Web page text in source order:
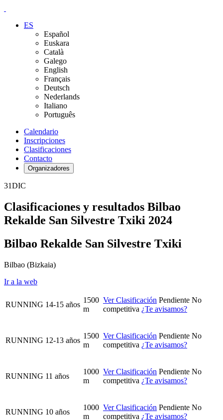
ES
Español
Euskara
Català
Galego
English
Français
Deutsch
Nederlands
Italiano
Português
Calendario
Inscripciones
Clasificaciones
Contacto
Organizadores
31DIC
Clasificaciones y resultados Bilbao
Rekalde San Silvestre Txiki 2024
Bilbao Rekalde San Silvestre Txiki
Bilbao (Bizkaia)
Ir a la web
RUNNING 14-15 años
1500
m
Ver Clasificación Pendiente No
competitiva ¿Te avisamos?
RUNNING 12-13 años
1500
m
Ver Clasificación Pendiente No
competitiva ¿Te avisamos?
RUNNING 11 años
1000
m
Ver Clasificación Pendiente No
competitiva ¿Te avisamos?
RUNNING 10 años
1000
m
Ver Clasificación Pendiente No
competitiva ¿Te avisamos?